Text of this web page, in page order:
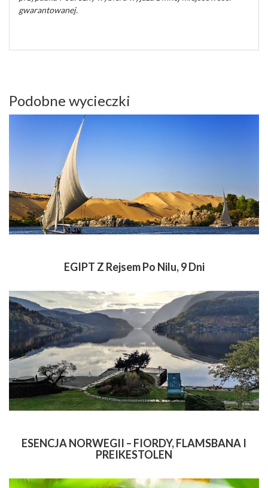
gwarantowanej.
Podobne wycieczki
EGIPT Z Rejsem Po Nilu, 9 Dni
ESENCJA NORWEGII – FIORDY, FLAMSBANA I
PREIKESTOLEN